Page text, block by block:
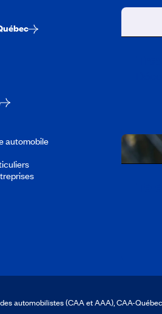
automobile
automobilistes (CAA et AAA), CAA-